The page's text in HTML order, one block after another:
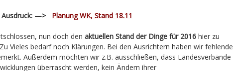
Ausdruck: —> Planung WK, Stand 18.11
nun doch den aktuellen Stand der Dinge für 2016 hier zu
Vieles bedarf noch Klärungen. Bei den Ausrichtern haben wir fehlende
Außerdem möchten wir z.B. ausschließen, dass Landesverbände
überrascht werden, kein Ändern ihrer